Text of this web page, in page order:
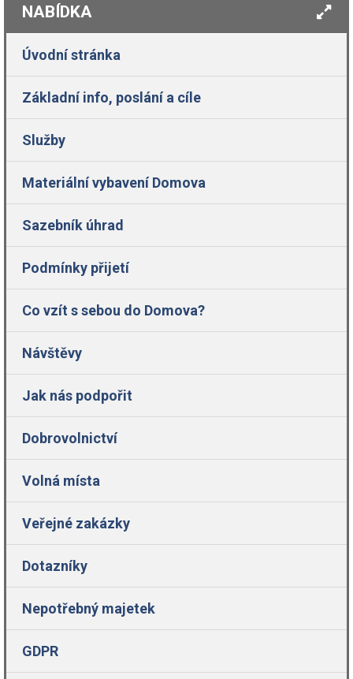
NABÍDKA
Úvodní stránka
Základní info, poslání a cíle
Služby
Materiální vybavení Domova
Sazebník úhrad
Podmínky přijetí
Co vzít s sebou do Domova?
Návštěvy
Jak nás podpořit
Dobrovolnictví
Volná místa
Veřejné zakázky
Dotazníky
Nepotřebný majetek
GDPR